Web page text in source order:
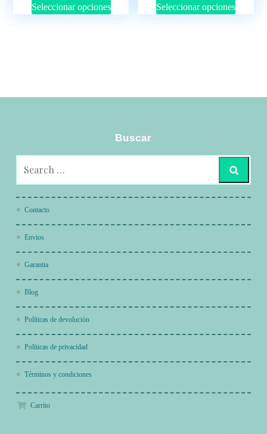
Seleccionar opciones Seleccionar opciones
Buscar
Contacto
Envios
Garantia
Blog
Políticas de devolución
Políticas de privacidad
Términos y condiciones
Carrito